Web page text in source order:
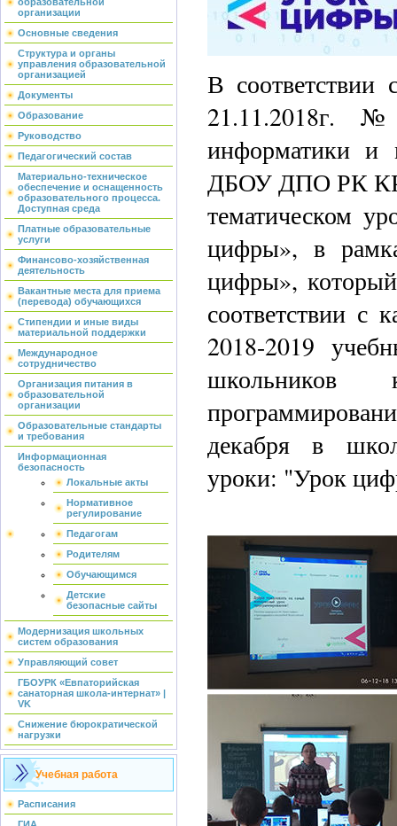
организации
Основные сведения
Структура и органы
управления образовательной
организацией
Документы
Образование
Руководство
Педагогический состав
Материально-техническое
обеспечение и оснащенность
образовательного процесса.
Доступная среда
Платные образовательные
услуги
Финансово-хозяйственная
деятельность
Вакантные места для приема
(перевода) обучающихся
Стипендии и иные виды
материальной поддержки
Международное
сотрудничество
Организация питания в
образовательной
организации
Образовательные стандарты
и требования
Информационная
безопасность
Локальные акты
Нормативное
регулирование
Педагогам
Родителям
Обучающимся
Детские
безопасные сайты
Модернизация школьных
систем образования
Управляющий совет
ГБОУРК «Евпаторийская
санаторная школа-интернат» |
VK
Снижение бюрократической
нагрузки
Учебная работа
Расписания
В
21.11.2018г.
информатики и
ДБОУ ДПО РК
тематическом
цифры», в
цифры»,
соответствии с
2018-2019
декабря в
уроки: "Урок